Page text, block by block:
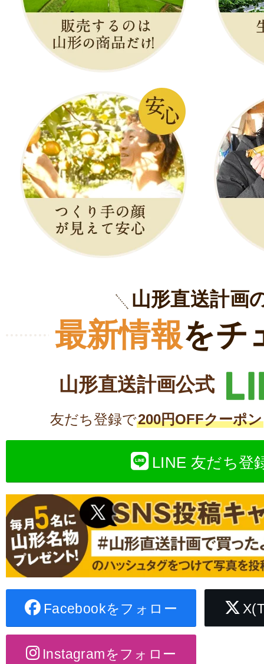
山形直送計画
最新情報をチ
山形直送計画公式
友だち登録で200円OFFクーポン
LINE 友だち登
Facebookをフォロー
Instagramをフォロー